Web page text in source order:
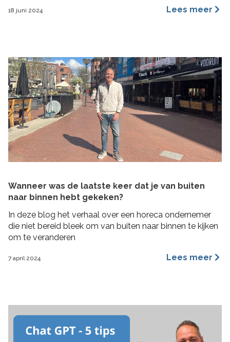
verschillende invalshoeken. In deze blog benoem ik de
18 juni 2024 Lees meer
Wanneer was de laatste keer dat je van buiten
naar binnen hebt gekeken?
In deze blog het verhaal over een horeca ondernemer
die niet bereid bleek om van buiten naar binnen te kijken
om te veranderen
7 april 2024 Lees meer